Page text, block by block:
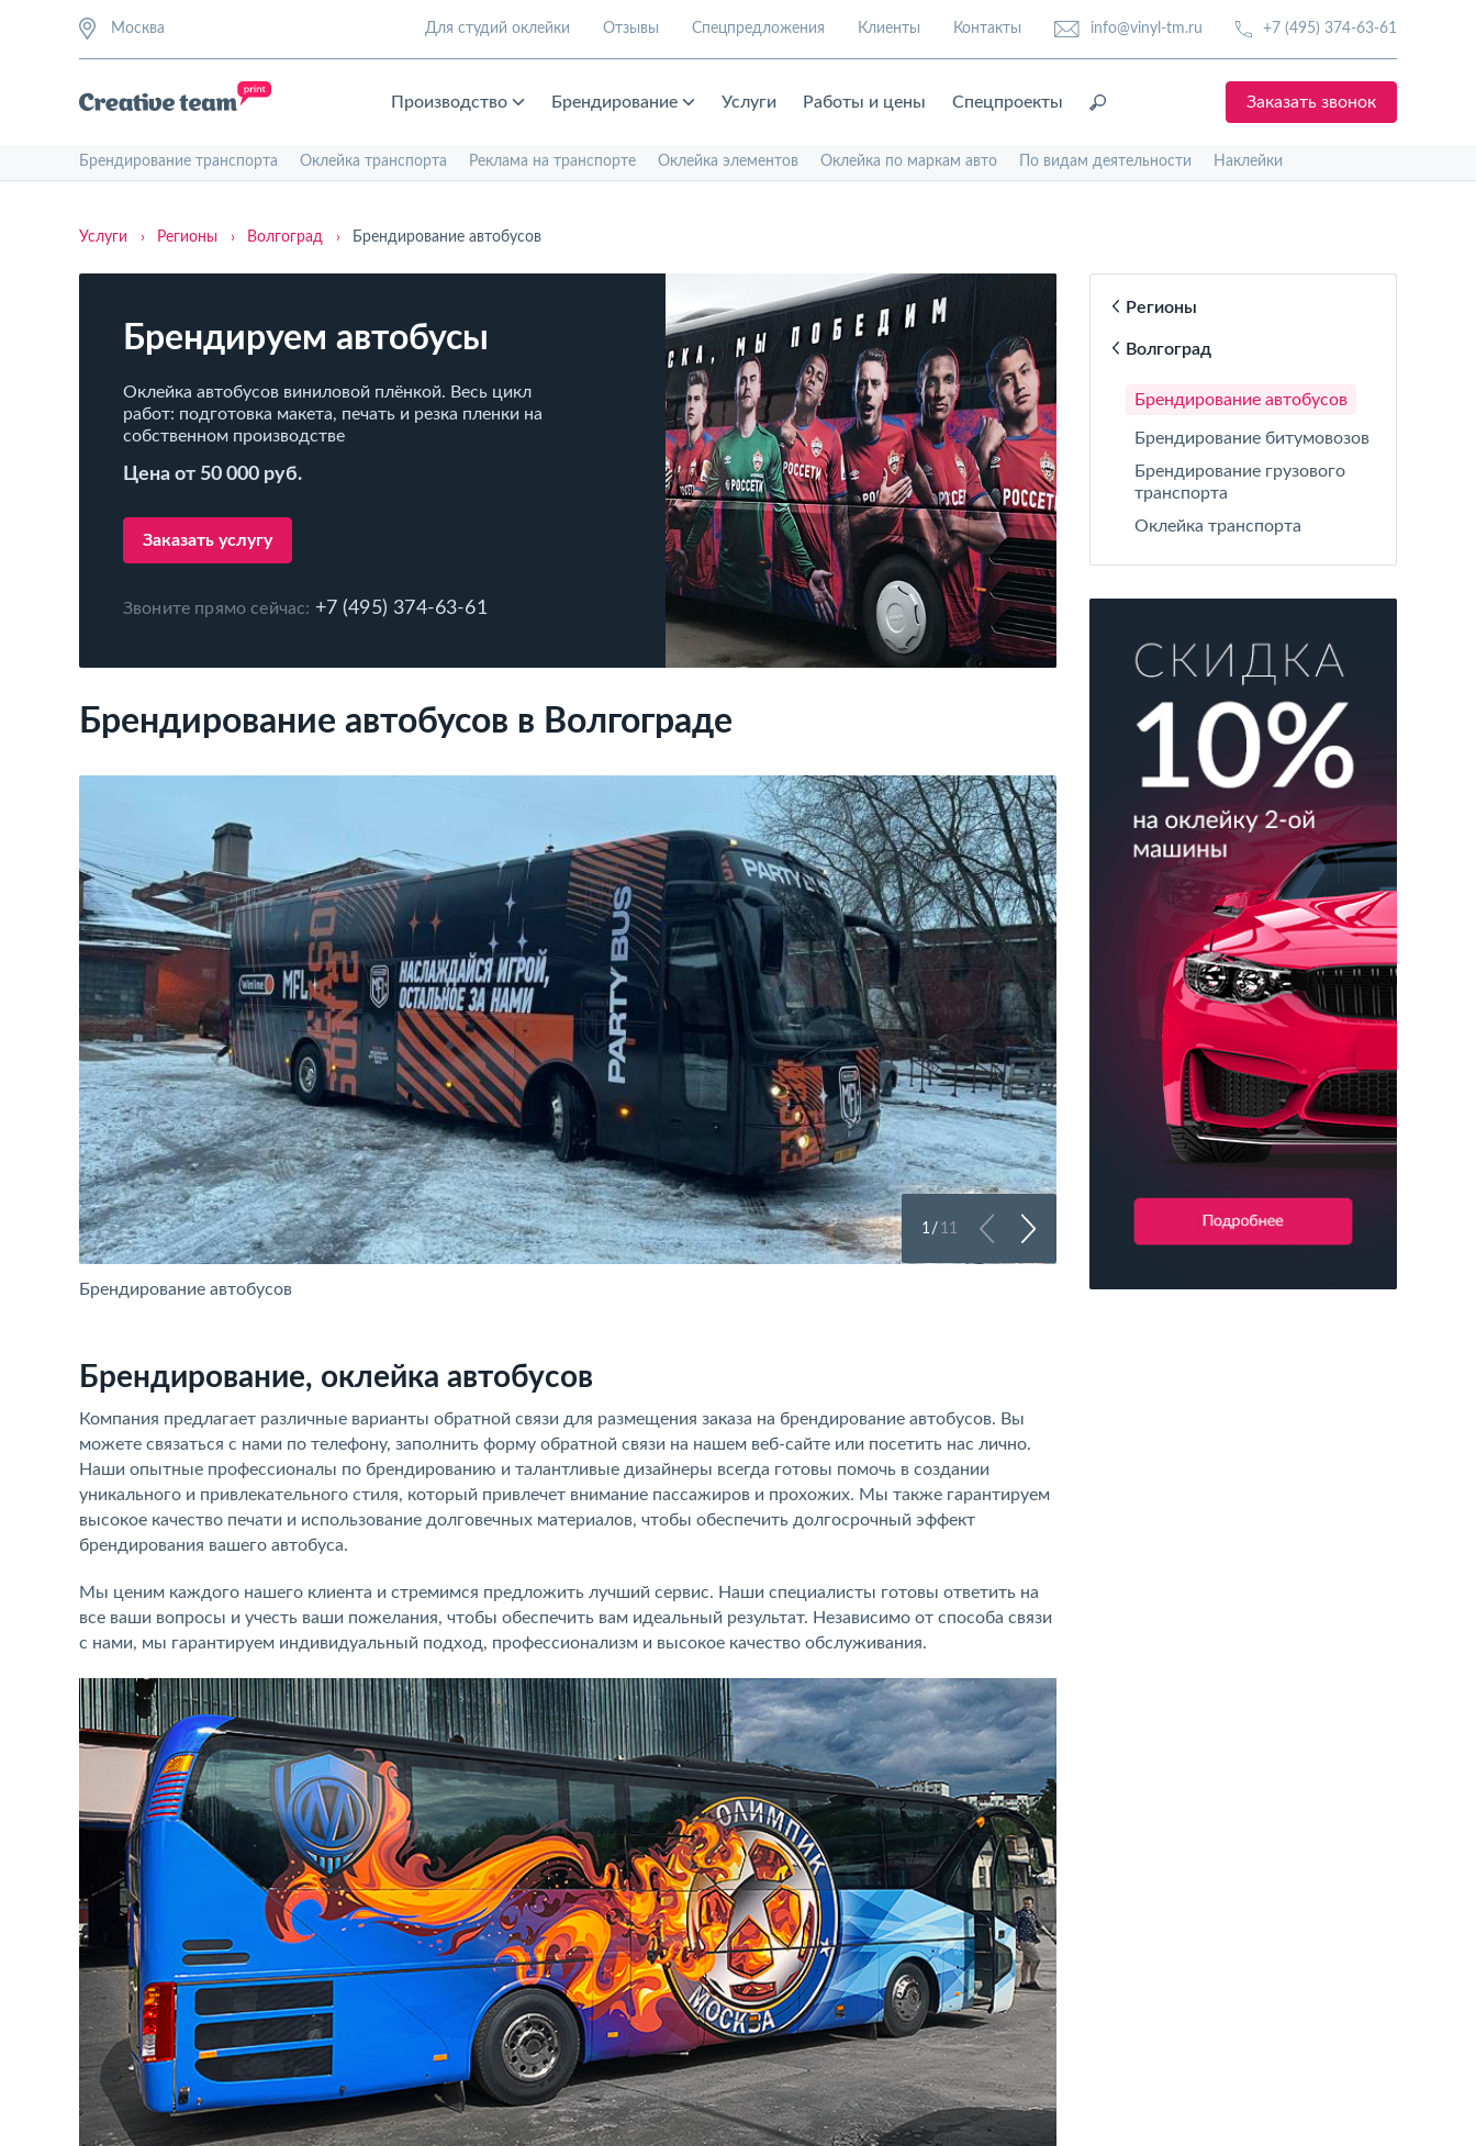
Москва Для студий оклейки Отзывы Спецпредложения Клиенты Контакты info@vinyl-tm.ru +7 (495) 374-63-61
Производство Брендирование Услуги Работы и цены Спецпроекты Заказать звонок
Брендирование транспорта Оклейка транспорта Реклама на транспорте Оклейка элементов Оклейка по маркам авто По видам деятельности Наклейки
Услуги › Регионы › Волгоград › Брендирование автобусов
Брендируем автобусы
Оклейка автобусов виниловой плёнкой. Весь цикл
работ: подготовка макета, печать и резка пленки на
собственном производстве
Цена от 50 000 руб.
Заказать услугу
Звоните прямо сейчас: +7 (495) 374-63-61
Брендирование автобусов в Волгограде
Брендирование автобусов Брендирование автобусов
1/11
Брендирование, оклейка автобусов
Компания предлагает различные варианты обратной связи для размещения заказа на брендирование автобусов. Вы
можете связаться с нами по телефону, заполнить форму обратной связи на нашем веб-сайте или посетить нас лично.
Наши опытные профессионалы по брендированию и талантливые дизайнеры всегда готовы помочь в создании
уникального и привлекательного стиля, который привлечет внимание пассажиров и прохожих. Мы также гарантируем
высокое качество печати и использование долговечных материалов, чтобы обеспечить долгосрочный эффект
брендирования вашего автобуса.
Мы ценим каждого нашего клиента и стремимся предложить лучший сервис. Наши специалисты готовы ответить на
все ваши вопросы и учесть ваши пожелания, чтобы обеспечить вам идеальный результат. Независимо от способа связи
с нами, мы гарантируем индивидуальный подход, профессионализм и высокое качество обслуживания.
Регионы
Волгоград
Брендирование автобусов
Брендирование битумовозов
Брендирование грузового
транспорта
Оклейка транспорта